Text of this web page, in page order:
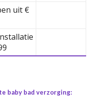
uit €
baby bad verzorging: